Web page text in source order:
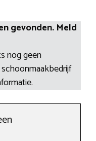
gevonden. Meld
nog geen